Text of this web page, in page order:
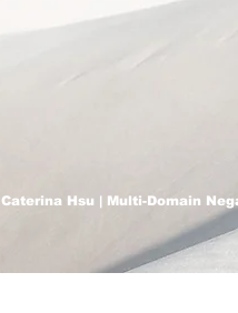
Caterina Hsu | Multi-Domain